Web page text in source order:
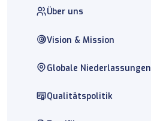
Über uns
Vision & Mission
Globale Niederlassungen
Qualitätspolitik